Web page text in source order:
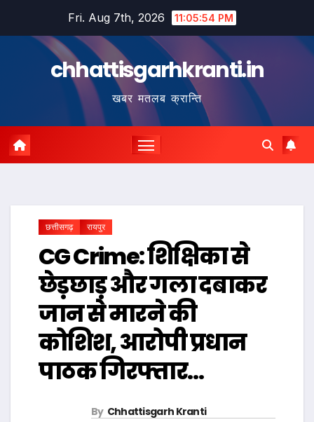
Fri. Aug 7th, 2026 11:05:55 PM
chhattisgarhkranti.in
खबर मतलब क्रान्ति
छत्तीसगढ़ रायपुर
CG Crime: शिक्षिका से
छेड़छाड़ और गला दबाकर
जान से मारने की
कोशिश, आरोपी प्रधान
पाठक गिरफ्तार…
By Chhattisgarh Kranti